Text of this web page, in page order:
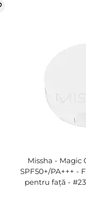
Missha - Magic
SPF50+/PA+++ -
pentru față -